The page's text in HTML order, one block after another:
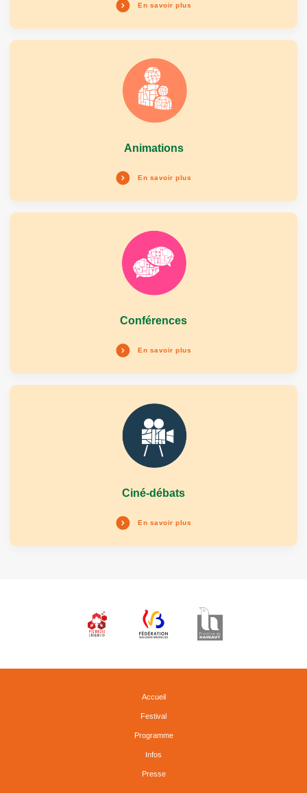
En savoir plus
Animations
En savoir plus
Conférences
En savoir plus
Ciné-débats
En savoir plus
Accueil
Festival
Programme
Infos
Presse